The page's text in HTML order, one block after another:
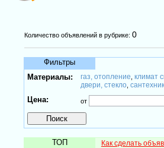
Количество объявлений в рубрике: 0
Фильтры
Материалы:
газ, отопление климат
двери, стекло,
Цена: от
ТОП Как сделать